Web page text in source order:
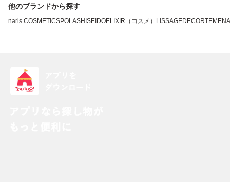
他のブランドから探す
naris COSMETICSPOLASHISEIDOELIXIR（コスメ） LISSAGEDECORTE